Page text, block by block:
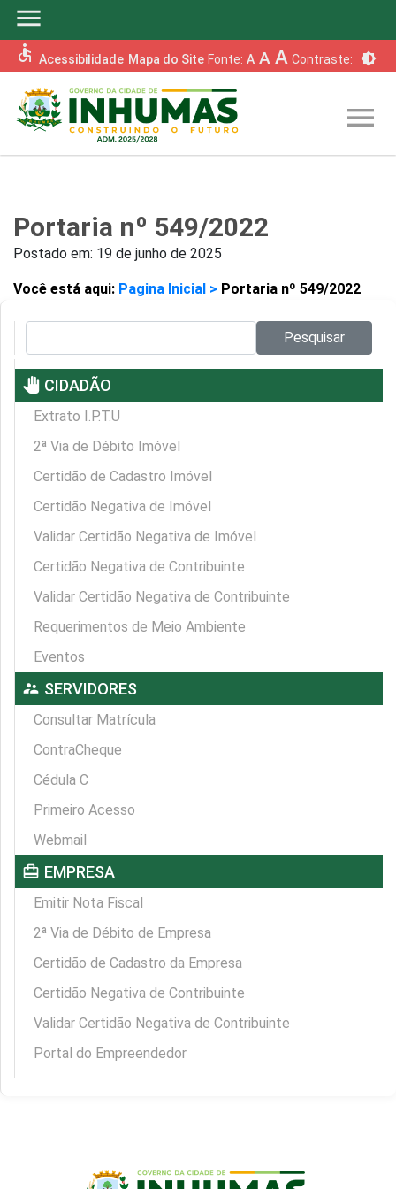
menu
accessible Acessibilidade Mapa do Site Fonte: A A A Contraste: brightness_6
menu
Portaria nº 549/2022
Postado em: 19 de junho de 2025
Você está aqui: Pagina Inicial > Portaria nº 549/2022
Pesquisar
pan_tool CIDADÃO
Extrato I.P.T.U
2ª Via de Débito Imóvel
Certidão de Cadastro Imóvel
Certidão Negativa de Imóvel
Validar Certidão Negativa de Imóvel
Certidão Negativa de Contribuinte
Validar Certidão Negativa de Contribuinte
Requerimentos de Meio Ambiente
Eventos
supervisor_account SERVIDORES
Consultar Matrícula
ContraCheque
Cédula C
Primeiro Acesso
Webmail
card_travel EMPRESA
Emitir Nota Fiscal
2ª Via de Débito de Empresa
Certidão de Cadastro da Empresa
Certidão Negativa de Contribuinte
Validar Certidão Negativa de Contribuinte
Portal do Empreendedor